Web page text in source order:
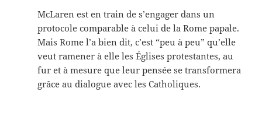
McLaren est en train de s’engager dans un
protocole comparable à celui de la Rome papale.
Mais Rome l’a bien dit, c’est “peu à peu” qu’elle
veut ramener à elle les Églises protestantes, au
fur et à mesure que leur pensée se transformera
grâce au dialogue avec les Catholiques.